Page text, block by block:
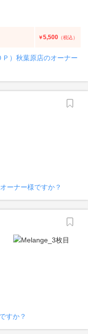
￥5,500 （税込）
）秋葉原店のオーナー
ーナー様ですか？
すか？